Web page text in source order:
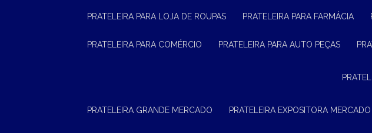
PRATELEIRA PARA LOJA DE ROUPAS PRATELEIRA PARA FARMÁCIA
PRATELEIRA PARA COMÉRCIO PRATELEIRA PARA AUTO PEÇAS
PRATELEIRA GRANDE MERCADO PRATELEIRA EXPOSITORA MERCADO